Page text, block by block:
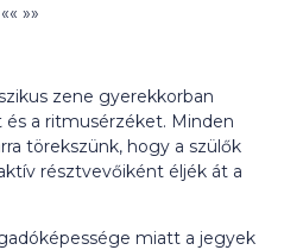
«« »»
zene gyerekkorban
a ritmusérzéket. Minden
törekszünk, hogy a szülők
résztvevőiként éljék át a
miatt a jegyek